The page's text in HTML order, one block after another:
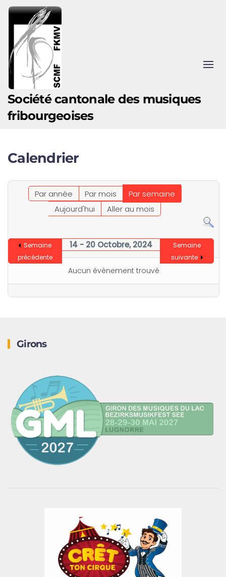
Accéder au contenu principal
Société cantonale des musiques
fribourgeoises
Calendrier
Par année Par mois
Par semaine
Aujourd'hui
Aller au mois
Semaine
précédente
14 - 20 Octobre, 2024
Semaine
suivante
Aucun évènement trouvé
Girons